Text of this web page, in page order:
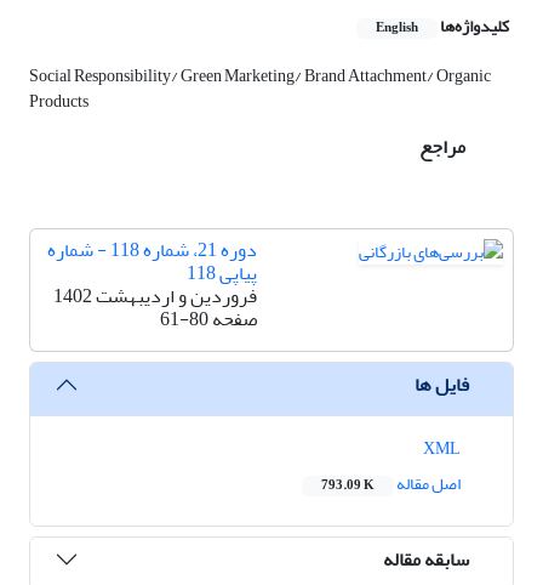
کلیدواژه‌ها English
Social Responsibility/ Green Marketing/ Brand Attachment/ Organic
Products
مراجع
دوره 21، شماره 118 - شماره
پیاپی 118
فروردین و اردیبهشت 1402
صفحه61-80
فایل ها
اصل مقاله
793.09 K
سابقه مقاله